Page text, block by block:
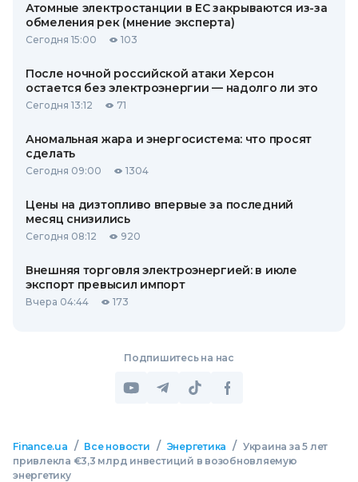
Атомные электростанции в ЕС закрываются из-за
обмеления рек (мнение эксперта)
Сегодня 15:00 103
После ночной российской атаки Херсон
остается без электроэнергии — надолго ли это
Сегодня 13:12 71
Аномальная жара и энергосистема: что просят
сделать
Сегодня 09:00 1304
Цены на дизтопливо впервые за последний
месяц снизились
Сегодня 08:12 920
Внешняя торговля электроэнергией: в июле
экспорт превысил импорт
Вчера 04:44 173
Подпишитесь на нас
Finance.ua / Все новости / Энергетика / Украина за 5 лет
привлекла €3,3 млрд инвестиций в возобновляемую
энергетику